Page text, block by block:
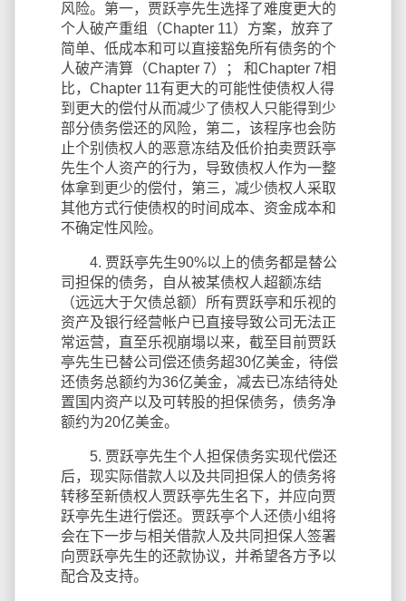
风险。第一，贾跃亭先生选择了难度更大的
个人破产重组（Chapter 11）方案，放弃了
简单、低成本和可以直接豁免所有债务的个
人破产清算（Chapter 7）； 和Chapter 7相
比，Chapter 11有更大的可能性使债权人得
到更大的偿付从而减少了债权人只能得到少
部分债务偿还的风险，第二，该程序也会防
止个别债权人的恶意冻结及低价拍卖贾跃亭
先生个人资产的行为，导致债权人作为一整
体拿到更少的偿付，第三，减少债权人采取
其他方式行使债权的时间成本、资金成本和
不确定性风险。
4. 贾跃亭先生90%以上的债务都是替公
司担保的债务，自从被某债权人超额冻结
（远远大于欠债总额）所有贾跃亭和乐视的
资产及银行经营帐户已直接导致公司无法正
常运营，直至乐视崩塌以来，截至目前贾跃
亭先生已替公司偿还债务超30亿美金，待偿
还债务总额约为36亿美金，减去已冻结待处
置国内资产以及可转股的担保债务，债务净
额约为20亿美金。
5. 贾跃亭先生个人担保债务实现代偿还
后，现实际借款人以及共同担保人的债务将
转移至新债权人贾跃亭先生名下，并应向贾
跃亭先生进行偿还。贾跃亭个人还债小组将
会在下一步与相关借款人及共同担保人签署
向贾跃亭先生的还款协议，并希望各方予以
配合及支持。